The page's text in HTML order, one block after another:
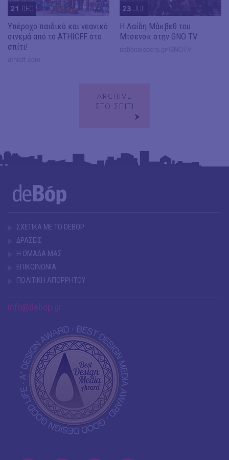
21 DEC
Υπέροχο παιδικό και νεανικό
σινεμά από το ATHICFF στο
σπίτι!
23 JUL
Η Λαίδη Μάκβεθ του
Μτσενσκ στην GNO TV
ARCHIVE
ΣΤΟ ΣΠΙΤΙ
ΣΧΕΤΙΚΑ ΜΕ ΤΟ DEBOP
ΔΡΑΣΕΙΣ
Η ΟΜΑΔΑ ΜΑΣ
ΕΠΙΚΟΙΝΩΝΙΑ
ΠΟΛΙΤΙΚΗ ΑΠΟΡΡΗΤΟΥ
info@debop.gr